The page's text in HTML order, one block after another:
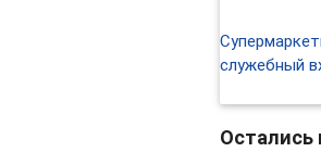
служебный
Остались